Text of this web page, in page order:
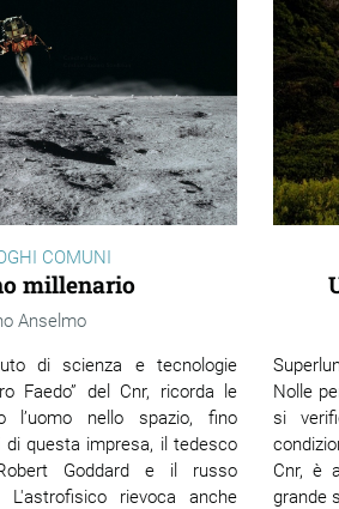
COMUNI
millenario
Anselmo
di scienza e tecnologie
Faedo” del Cnr, ricorda le
l’uomo nello spazio, fino
di questa impresa, il tedesco
Goddard e il russo
L'astrofisico rievoca anche
Nolle
si
Cnr, è
grande